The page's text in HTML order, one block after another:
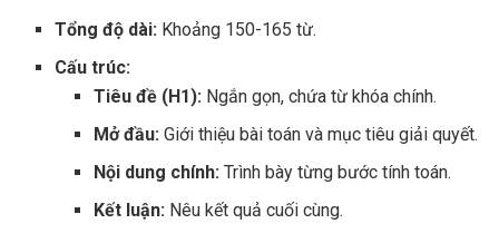
Tổng độ dài: Khoảng 150-165 từ.
Cấu trúc:
Tiêu đề (H1):Ngắn gọn, chứa từ khóa chính.
Mở đầu:Giới thiệu bài toán và mục tiêu giải quyết.
Nội dung chính:Trình bày từng bước tính toán.
Kết luận:Nêu kết quả cuối cùng.